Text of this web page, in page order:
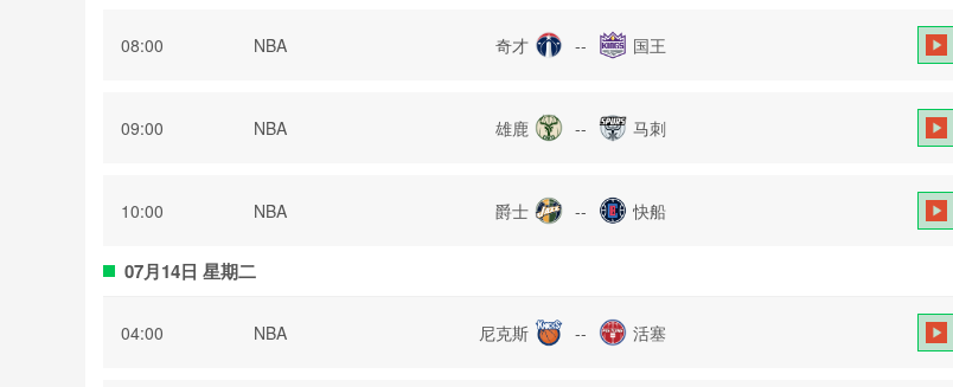
08:00 NBA 奇才 -- 国王
09:00 NBA 雄鹿 -- 马刺
10:00 NBA 爵士 -- 快船
07月14日 星期二
04:00 NBA 尼克斯 -- 活塞